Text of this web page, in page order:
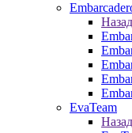
Назад
EvaTeam
Назад